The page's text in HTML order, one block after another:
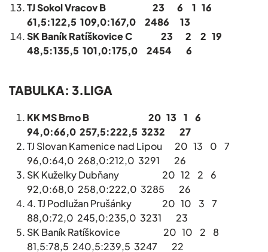
TJ Sokol Vracov B 23 6 1 16
61,5:122,5 109,0:167,0 2486 13
SK Baník Ratíškovice C 23 2 2 19
48,5:135,5 101,0:175,0 2454 6
TABULKA: 3.LIGA
KK MS Brno B 20 13 1 6
94,0:66,0 257,5:222,5 3232 27
TJ Slovan Kamenice nad Lipou 20 13 0 7
96,0:64,0 268,0:212,0 3291 26
SK Kuželky Dubňany 20 12 2 6
92,0:68,0 258,0:222,0 3285 26
4. TJ Podlužan Prušánky 20 10 3 7
88,0:72,0 245,0:235,0 3231 23
SK Baník Ratíškovice 20 10 2 8
81,5:78,5 240,5:239,5 3247 22